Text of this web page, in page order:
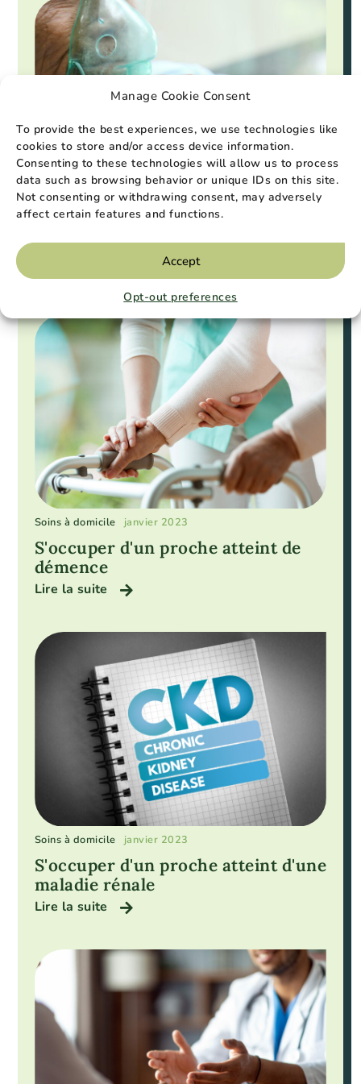
Manage Cookie Consent
To provide the best experiences, we use technologies like
cookies to store and/or access device information.
Consenting to these technologies will allow us to process
data such as browsing behavior or unique IDs on this site.
Not consenting or withdrawing consent, may adversely
affect certain features and functions.
Accept
Opt-out preferences
Soins à domicile janvier 2023
maladie pulmonaire
Soins à domicile janvier 2023
S'occuper d'un proche atteint de
démence
Lire la suite
Soins à domicile janvier 2023
S'occuper d'un proche atteint d'une
maladie rénale
Lire la suite